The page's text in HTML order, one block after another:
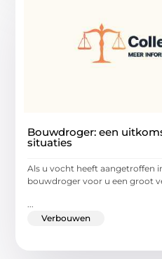
Bouwdroger: een
situaties
Als u vocht heeft aangetroffen
bouwdroger voor u een groot
Verbouwen